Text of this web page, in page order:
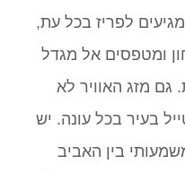
לפריז בכל עת,
ומטפסים אל מגדל
גם מזג האוויר לא
בעיר בכל עונה. יש
בין האביב